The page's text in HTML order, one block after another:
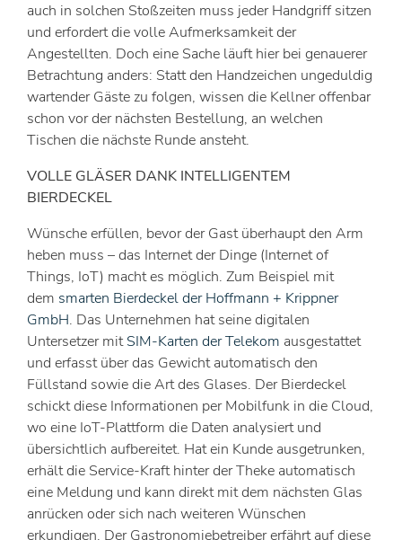
auch in solchen Stoßzeiten muss jeder Handgriff sitzen
und erfordert die volle Aufmerksamkeit der
Angestellten. Doch eine Sache läuft hier bei genauerer
Betrachtung anders: Statt den Handzeichen ungeduldig
wartender Gäste zu folgen, wissen die Kellner offenbar
schon vor der nächsten Bestellung, an welchen
Tischen die nächste Runde ansteht.
VOLLE GLÄSER DANK INTELLIGENTEM
BIERDECKEL
Wünsche erfüllen, bevor der Gast überhaupt den Arm
heben muss – das Internet der Dinge (Internet of
Things, IoT) macht es möglich. Zum Beispiel mit
dem smarten Bierdeckel der Hoffmann + Krippner
GmbH. Das Unternehmen hat seine digitalen
Untersetzer mitSIM-Karten der Telekom ausgestattet
und erfasst über das Gewicht automatisch den
Füllstand sowie die Art des Glases. Der Bierdeckel
schickt diese Informationen per Mobilfunk in die Cloud,
wo eine IoT-Plattform die Daten analysiert und
übersichtlich aufbereitet. Hat ein Kunde ausgetrunken,
erhält die Service-Kraft hinter der Theke automatisch
eine Meldung und kann direkt mit dem nächsten Glas
anrücken oder sich nach weiteren Wünschen
erkundigen. Der Gastronomiebetreiber erfährt auf diese